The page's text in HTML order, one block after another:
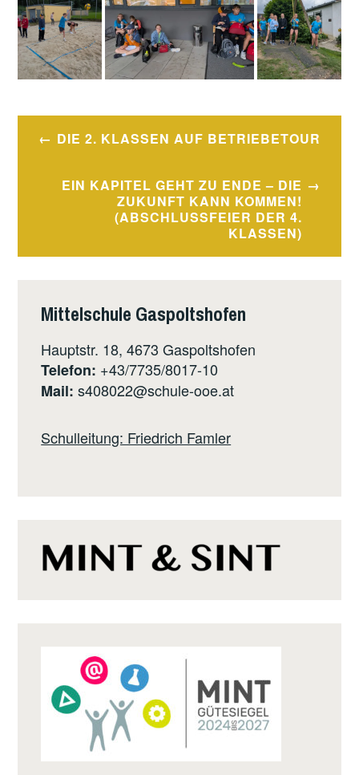
Beitragsnavigation
DIE 2. KLASSEN AUF BETRIEBETOUR
EIN KAPITEL GEHT ZU ENDE – DIE
ZUKUNFT KANN KOMMEN!
(ABSCHLUSSFEIER DER 4.
KLASSEN)
Mittelschule Gaspoltshofen
Hauptstr. 18, 4673 Gaspoltshofen
Telefon: +43/7735/8017-10
Mail: s408022@schule-ooe.at
Schulleitung: Friedrich Famler